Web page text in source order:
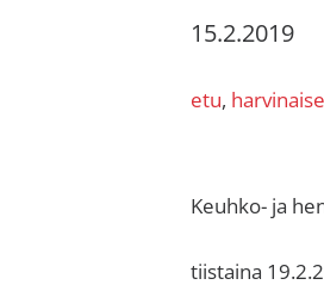
15.2.2019
etu,
Keuhko- ja
tiistaina